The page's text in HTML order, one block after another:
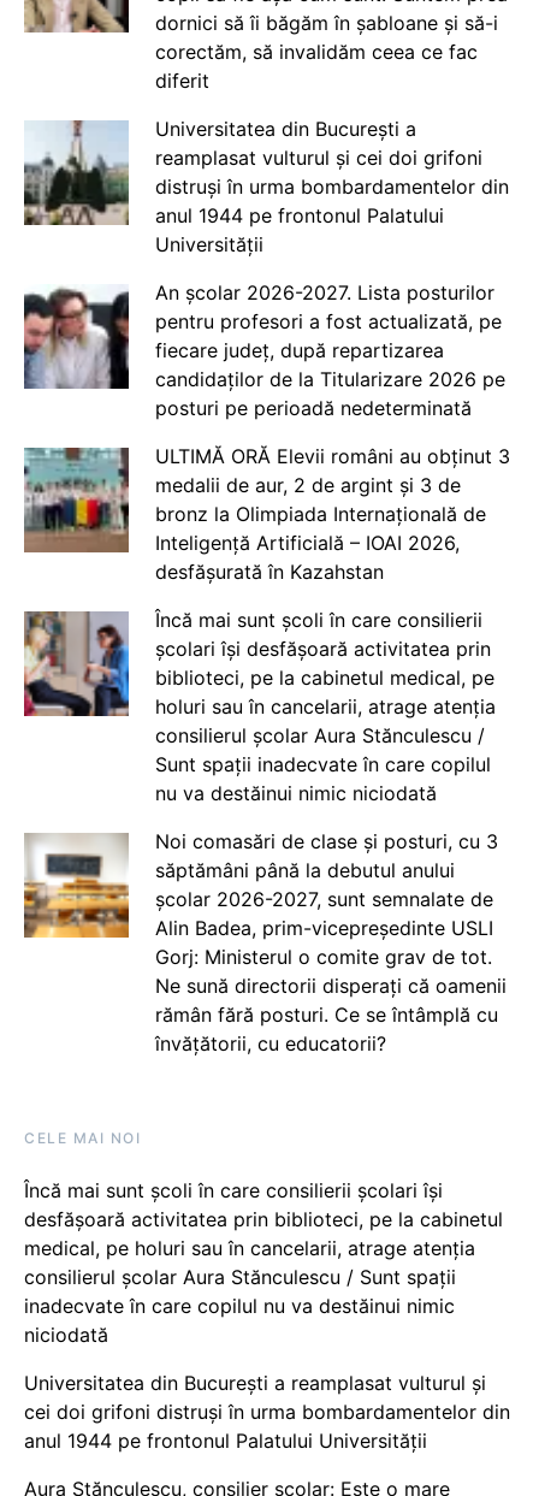
dornici să îi băgăm în șabloane și să-i
corectăm, să invalidăm ceea ce fac
diferit
Universitatea din București a
reamplasat vulturul și cei doi grifoni
distruși în urma bombardamentelor din
anul 1944 pe frontonul Palatului
Universității
An școlar 2026-2027. Lista posturilor
pentru profesori a fost actualizată, pe
fiecare județ, după repartizarea
candidaților de la Titularizare 2026 pe
posturi pe perioadă nedeterminată
ULTIMĂ ORĂ Elevii români au obținut 3
medalii de aur, 2 de argint și 3 de
bronz la Olimpiada Internațională de
Inteligență Artificială – IOAI 2026,
desfășurată în Kazahstan
Încă mai sunt școli în care consilierii
școlari își desfășoară activitatea prin
biblioteci, pe la cabinetul medical, pe
holuri sau în cancelarii, atrage atenția
consilierul școlar Aura Stănculescu /
Sunt spații inadecvate în care copilul
nu va destăinui nimic niciodată
Noi comasări de clase și posturi, cu 3
săptămâni până la debutul anului
școlar 2026-2027, sunt semnalate de
Alin Badea, prim-vicepreședinte USLI
Gorj: Ministerul o comite grav de tot.
Ne sună directorii disperați că oamenii
rămân fără posturi. Ce se întâmplă cu
învățătorii, cu educatorii?
CELE MAI NOI
Încă mai sunt școli în care consilierii școlari își
desfășoară activitatea prin biblioteci, pe la cabinetul
medical, pe holuri sau în cancelarii, atrage atenția
consilierul școlar Aura Stănculescu / Sunt spații
inadecvate în care copilul nu va destăinui nimic
niciodată
Universitatea din București a reamplasat vulturul și
cei doi grifoni distruși în urma bombardamentelor din
anul 1944 pe frontonul Palatului Universității
Aura Stănculescu, consilier școlar: Este o mare